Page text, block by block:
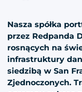
Nasza spółka
przez Redpanda
rosnących na
infrastruktury
siedzibą w San
Zjednoczonych.